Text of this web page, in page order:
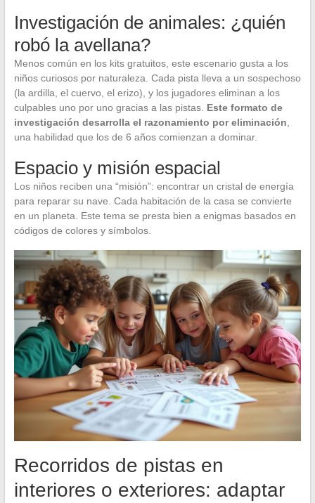
Investigación de animales: ¿quién
robó la avellana?
Menos común en los kits gratuitos, este escenario gusta a los
niños curiosos por naturaleza. Cada pista lleva a un sospechoso
(la ardilla, el cuervo, el erizo), y los jugadores eliminan a los
culpables uno por uno gracias a las pistas. Este formato de
investigación desarrolla el razonamiento por eliminación
una habilidad que los de 6 años comienzan a dominar.
Espacio y misión espacial
Los niños reciben una “misión”: encontrar un cristal de energía
para reparar su nave. Cada habitación de la casa se convierte
en un planeta. Este tema se presta bien a enigmas basados en
códigos de colores y símbolos.
Recorridos de pistas en
interiores o exteriores: adaptar